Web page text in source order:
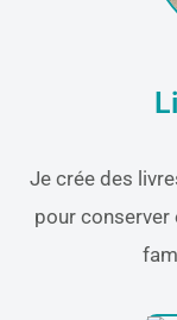
Je crée des
pour